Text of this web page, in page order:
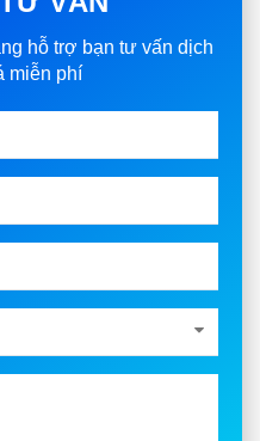
hỗ trợ bạn tư vấn dịch
miễn phí